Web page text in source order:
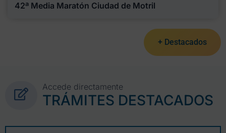
42ª Media Maratón Ciudad de Motril
+ Destacados
Accede directamente
TRÁMITES DESTACADOS